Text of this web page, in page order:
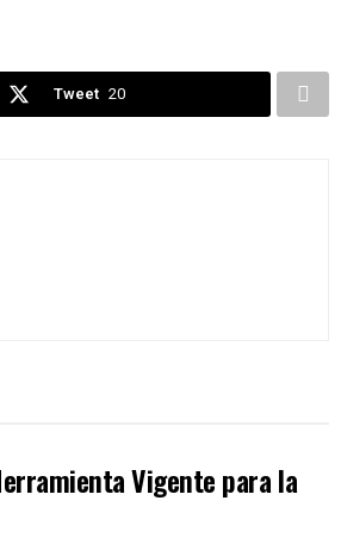
Tweet 20
Vigente para la